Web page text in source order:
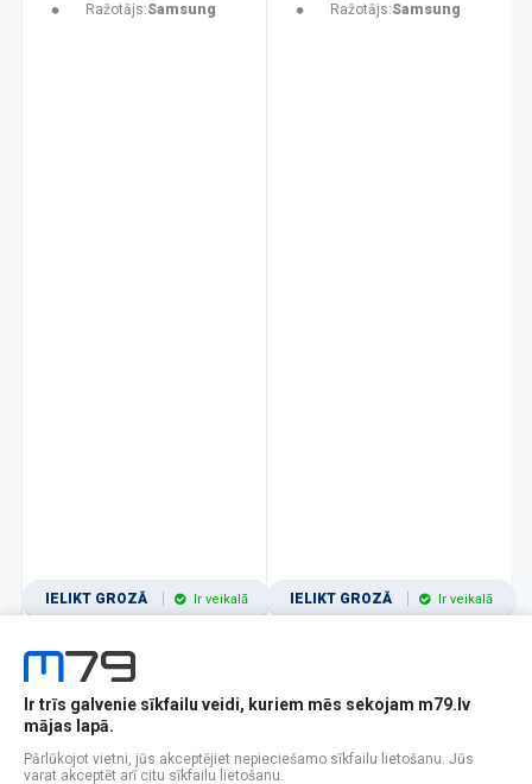
Ražotājs:Samsung
IELIKT GROZĀ Ir veikalā
Ražotājs:Samsung
IELIKT GROZĀ Ir veikalā
1 2 3 4 5 6 7 8 9 10 11
Popularitātes Rādīt 12
Ir trīs galvenie sīkfailu veidi, kuriem mēs sekojam m79.lv
mājas lapā.
Pārlūkojot vietni, jūs akceptējiet nepieciešamo sīkfailu lietošanu. Jūs
varat akceptēt arī citu sīkfailu lietošanu.